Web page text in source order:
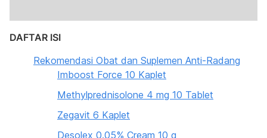
DAFTAR ISI
Rekomendasi Obat dan Suplemen Anti-Radang
Imboost Force 10 Kaplet
Methylprednisolone 4 mg 10 Tablet
Zegavit 6 Kaplet
Desolex 0.05% Cream 10 g